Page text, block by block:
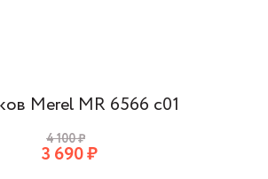
Merel МR 6566 c01
4 100₽
3 690₽